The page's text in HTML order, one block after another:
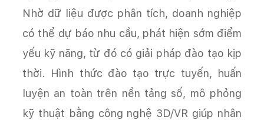
Nhờ dữ liệu được phân tích, doanh nghiệp
có thể dự báo nhu cầu, phát hiện sớm điểm
yếu kỹ năng, từ đó có giải pháp đào tạo kịp
thời. Hình thức đào tạo trực tuyến, huấn
luyện an toàn trên nền tảng số, mô phỏng
kỹ thuật bằng công nghệ 3D/VR giúp nhân